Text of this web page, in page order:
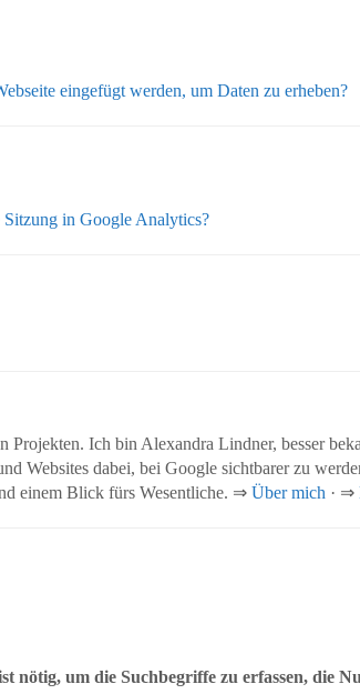
eingefügt werden, um Daten zu erheben?
in Google Analytics?
Ich bin Alexandra Lindner, besser
Websites dabei, bei Google sichtbarer zu
einem Blick fürs Wesentliche. ⇒ Über mich · ⇒
nötig, um die Suchbegriffe zu erfassen, die